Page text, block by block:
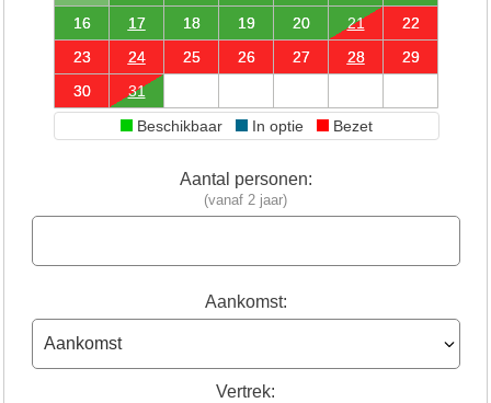
16
17 18 19 20 21
22
23
24 25 26 27 28
29
30
31
Beschikbaar
In optie Bezet
Aantal personen:
(vanaf 2 jaar)
Aankomst:
Vertrek: